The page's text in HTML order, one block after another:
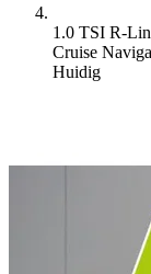
1.0 TSI R-
Cruise
Huidig